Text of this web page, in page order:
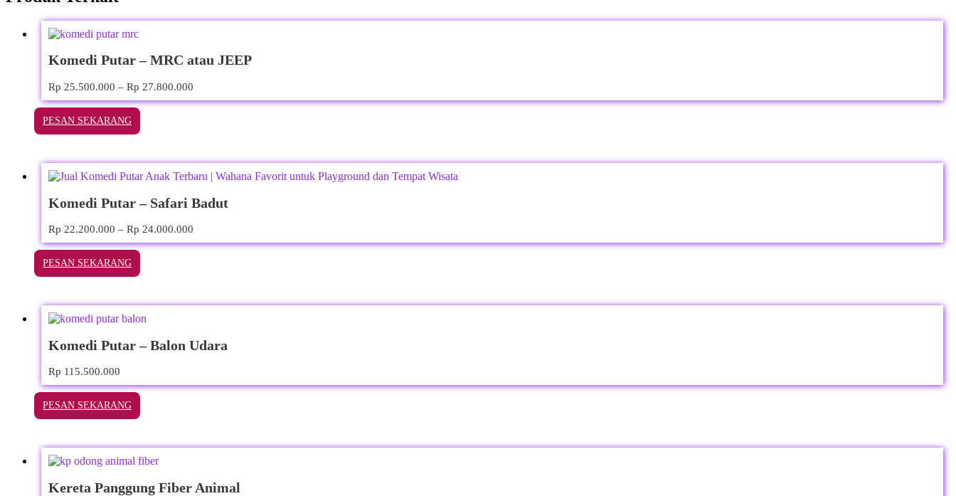
Komedi Putar – MRC atau JEEP
Rp 25.500.000 – Rp 27.800.000
PESAN SEKARANG
Komedi Putar – Safari Badut
Rp 22.200.000 – Rp 24.000.000
PESAN SEKARANG
Komedi Putar – Balon Udara
Rp 115.500.000
PESAN SEKARANG
Kereta Panggung Fiber Animal